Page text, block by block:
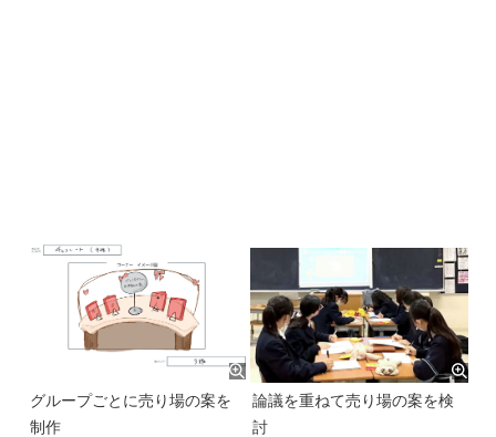
グループごとに売り場の案を
制作
論議を重ねて売り場の案を検
討